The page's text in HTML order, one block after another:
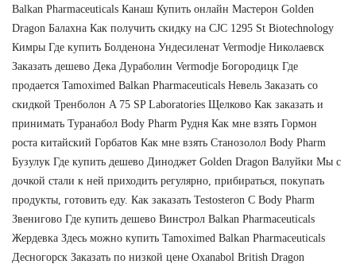
Balkan Pharmaceuticals Канаш Купить онлайн Мастерон Golden
Dragon Балахна Как получить скидку на CJC 1295 St Biotechnology
Кимры Где купить Болденона Ундесиленат Vermodje Николаевск
Заказать дешево Дека Дураболин Vermodje Богородицк Где
продается Tamoximed Balkan Pharmaceuticals Невель Заказать со
скидкой Тренболон A 75 SP Laboratories Щелково Как заказать и
принимать Туранабол Body Pharm Рудня Как мне взять Гормон
роста китайский Горбатов Как мне взять Станозолол Body Pharm
Бузулук Где купить дешево Диноджет Golden Dragon Валуйки Мы с
дочкой стали к ней приходить регулярно, прибираться, покупать
продукты, готовить еду. Как заказать Testosteron C Body Pharm
Звенигово Где купить дешево Винстрол Balkan Pharmaceuticals
Жердевка Здесь можно купить Tamoximed Balkan Pharmaceuticals
Десногорск Заказать по низкой цене Oxanabol British Dragon